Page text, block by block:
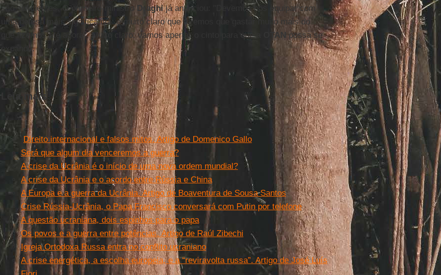
são suficientes. O primeiro-ministro Draghijá anunciou: "Devemos nos equipar com
uma defesa mais significativa: é muito claro que teremos que gastar muito mais do
que fizemos até agora". Muito claro: vamos apertar o cinto para que a
OTAN possa se
expandir.
Leia mais
Direito internacional e falsos mitos. Artigo de Domenico Gallo
Será que algum dia venceremos a guerra?
A crise da Ucrânia é o início de uma nova ordem mundial?
A crise da Ucrânia e o acordo entre Rússia e China
A Europa e a guerra da Ucrânia. Artigo de Boaventura de Sousa Santos
Crise Rússia-Ucrânia, o Papa Francisco conversará com Putin por telefone
A questão ucraniana, dois espinhos para o papa
Os povos e a guerra entre potências. Artigo de Raúl Zibechi
Igreja Ortodoxa Russa entra no conflito ucraniano
A crise energética, a escolha europeia, e a “reviravolta russa”. Artigo de José Luís